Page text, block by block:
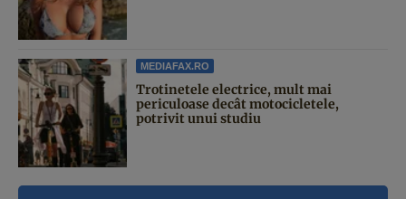
MEDIAFAX.RO
Trotinetele electrice, mult mai
periculoase decât motocicletele,
potrivit unui studiu